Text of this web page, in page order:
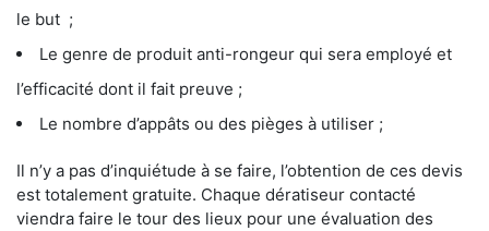
le but ;
Le genre de produit anti-rongeur qui sera employé et
l’efficacité dont il fait preuve ;
Le nombre d’appâts ou des pièges à utiliser ;
Il n’y a pas d’inquiétude à se faire, l’obtention de ces devis
est totalement gratuite. Chaque dératiseur contacté
viendra faire le tour des lieux pour une évaluation des